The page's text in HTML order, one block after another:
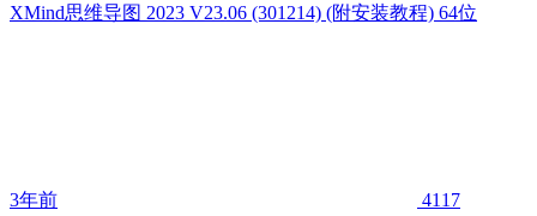
XMind思维导图 2023 V23.06 (301214) (附安装教程) 64位
3年前 4117